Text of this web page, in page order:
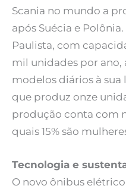
Scania no mundo a
após Suécia e
Paulista, com
mil unidades por ano,
modelos diários à
que produz onze
produção conta com
quais 15% são
Tecnologia e
O novo ônibus